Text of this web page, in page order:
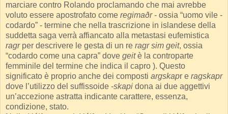
marciare contro Rolando proclamando che mai avrebbe
voluto essere apostrofato come regimaðr- ossia “uomo vile -
codardo” - termine che nella trascrizione in islandese della
suddetta saga verrà affiancato alla metastasi eufemistica
ragrper descrivere le gesta di un re ragr sim geit, ossia
“codardo come una capra” dove geitè la controparte
femminile del termine che indica il capro ). Questo
significato è proprio anche dei composti argskapr e ragskapr
dove l’utilizzo del suffissoide -skapi dona ai due aggettivi
un’accezione astratta indicante carattere, essenza,
condizione, stato.